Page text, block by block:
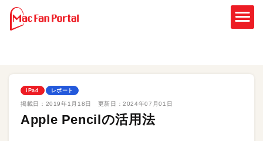
iPad レポート
掲載日： 2019年1月18日 更新日：2024年07月01日
Apple Pencilの活用法